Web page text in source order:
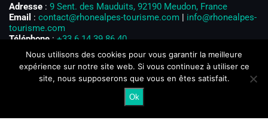
Adresse : 9 Sent. des Mauduits, 92190 Meudon, France
Email : contact@rhonealpes-tourisme.com | info@rhonealpes-
tourisme.com
Téléphone : +33 6 14 39 86 40
Horaires d’ouverture
: Du lundi au vendredi, de 8h00 à 18h00
Nous utilisons des cookies pour vous garantir la meilleure
expérience sur notre site web. Si vous continuez à utiliser ce
site, nous supposerons que vous en êtes satisfait.
Ok